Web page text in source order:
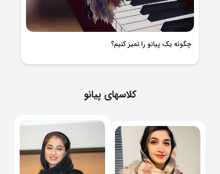
چگونه یک پیانو را تمیز کنیم؟
کلاسهای پیانو